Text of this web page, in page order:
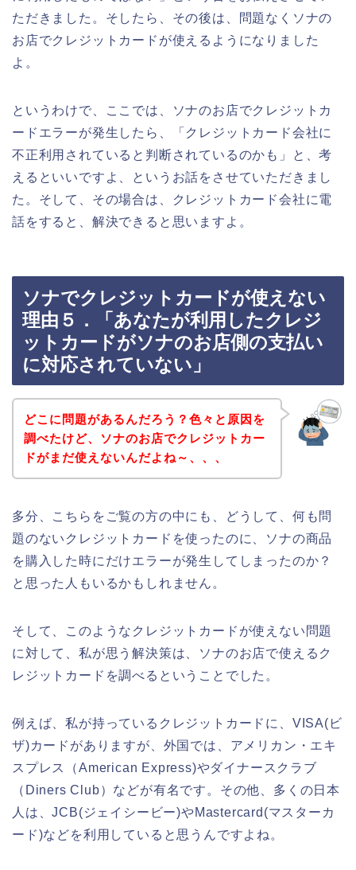
ただきました。そしたら、その後は、問題なくソナの
お店でクレジットカードが使えるようになりました
よ。
というわけで、ここでは、ソナのお店でクレジットカ
ードエラーが発生したら、「クレジットカード会社に
不正利用されていると判断されているのかも」と、考
えるといいですよ、というお話をさせていただきまし
た。そして、その場合は、クレジットカード会社に電
話をすると、解決できると思いますよ。
ソナでクレジットカードが使えない
理由５．「あなたが利用したクレジ
ットカードがソナのお店側の支払い
に対応されていない」
どこに問題があるんだろう？色々と原因を
調べたけど、ソナのお店でクレジットカー
ドがまだ使えないんだよね～、、、
多分、こちらをご覧の方の中にも、どうして、何も問
題のないクレジットカードを使ったのに、ソナの商品
を購入した時にだけエラーが発生してしまったのか？
と思った人もいるかもしれません。
そして、このようなクレジットカードが使えない問題
に対して、私が思う解決策は、ソナのお店で使えるク
レジットカードを調べるということでした。
例えば、私が持っているクレジットカードに、VISA(ビ
ザ)カードがありますが、外国では、アメリカン・エキ
スプレス（American Express)やダイナースクラブ
（Diners Club）などが有名です。その他、多くの日本
人は、JCB(ジェイシービー)やMastercard(マスターカ
ード)などを利用していると思うんですよね。